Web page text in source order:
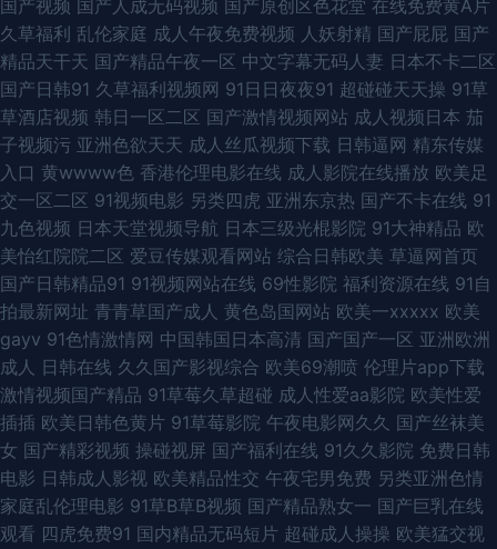
站 蜜桃视频在线看 深夜免费网站 精品人妻中文字幕专区 国产第91页51 97午
夜视频在线观看 91丝袜福利 91福利爽片 婷婷五月天青草 91大神福利视频网
91草视频 有码在线导航 亚洲国产欧美成人 91video在线观看 99这里是精品
91性感在线 欧美一级720p 狼友集中营一本道 国精第二页在线观看 黄色片视
频网站欧美 国产群内射一区二区 福利午夜 91同城免费看 92福利在线 国产精
品久久无 91小视频大全在线观看 91黑丝网站 亚洲日本国产精品 婷婷五月份
欧美 日韩老师AV 乱交AV在线 久久嫩草精品性视频 精品伦A片视频 国产精品
超碰 国产精品自拍97在线 国女不卡 91最新国产视频 91色资源在线播放 91
黑丝美女被我乱操 91丝袜视频网站 91免费WWW 91黄色操逼网站 91草伦理
电影 夜色福利影院导航 日韩成人人妖在线 精品国产网址 白虎白丝逼 91网站
国产视频 国产人成无码视频 国产原创区色花堂 在线免费黄A片
久草福利 乱伦家庭 成人午夜免费视频 人妖射精 国产屁屁 国产
精品天干天 国产精品午夜一区 中文字幕无码人妻 日本不卡二区
国产日韩91 久草福利视频网 91日日夜夜91 超碰碰天天操 91草
草酒店视频 韩日一区二区 国产激情视频网站 成人视频日本 茄
子视频污 亚洲色欲天天 成人丝瓜视频下载 日韩逼网 精东传媒
入口 黄wwww色 香港伦理电影在线 成人影院在线播放 欧美足
交一区二区 91视频电影 另类四虎 亚洲东京热 国产不卡在线 91
九色视频 日本天堂视频导航 日本三级光棍影院 91大神精品 欧
美怡红院院二区 爱豆传媒观看网站 综合日韩欧美 草逼网首页
国产日韩精品91 91视频网站在线 69性影院 福利资源在线 91自
拍最新网址 青青草国产成人 黄色岛国网站 欧美一xxxxx 欧美
gayv 91色情激情网 中国韩国日本高清 国产国产一区 亚洲欧洲
成人 日韩在线 久久国产影视综合 欧美69潮喷 伦理片app下载
激情视频国产精品 91草莓久草超碰 成人性爱aa影院 欧美性爱
插插 欧美日韩色黄片 91草莓影院 午夜电影网久久 国产丝袜美
女 国产精彩视频 操碰视屏 国产福利在线 91久久影院 免费日韩
电影 日韩成人影视 欧美精品性交 午夜宅男免费 另类亚洲色情
家庭乱伦理电影 91草B草B视频 国产精品熟女一 国产巨乳在线
观看 四虎免费91 国内精品无码短片 超碰成人操操 欧美猛交视